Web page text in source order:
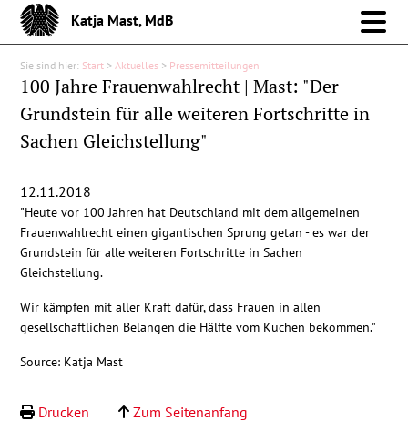
Katja Mast, MdB
Meine Arbeit im Bund
Meine Arbeit vor Ort
Aktuelles
Pressemitteilungen
Reden
Debattenbeiträge
Sie sind hier: Start > Aktuelles > Pressemitteilungen
100 Jahre Frauenwahlrecht | Mast: "Der
Grundstein für alle weiteren Fortschritte in
Sachen Gleichstellung"
12.11.2018
"Heute vor 100 Jahren hat Deutschland mit dem allgemeinen
Frauenwahlrecht einen gigantischen Sprung getan - es war der
Grundstein für alle weiteren Fortschritte in Sachen
Gleichstellung.
Wir kämpfen mit aller Kraft dafür, dass Frauen in allen
gesellschaftlichen Belangen die Hälfte vom Kuchen bekommen."
Source: Katja Mast
Drucken Zum Seitenanfang